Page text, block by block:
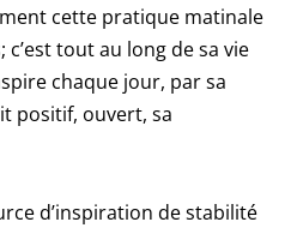
cette pratique matinale
c’est tout au long de sa vie
chaque jour, par sa
positif, ouvert, sa
d’inspiration de stabilité